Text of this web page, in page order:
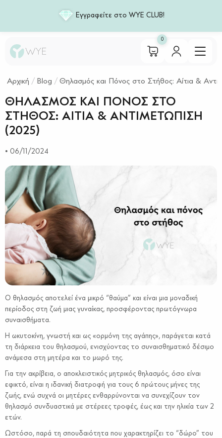
Εγγραφείτε στο WYE CLUB!
Αρχική / Blog / Θηλασμός και Πόνος στο Στήθος: Αίτια &
ΘΗΛΑΣΜΌΣ ΚΑΙ ΠΌΝΟΣ ΣΤΟ
ΣΤΉΘΟΣ: ΑΊΤΙΑ & ΑΝΤΙΜΕΤΏΠΙΣΗ
(2025)
• 06/11/2024
Ο θηλασμός αποτελεί ένα μικρό “θαύμα” και είναι μια μοναδική
περίοδος στη ζωή μιας γυναίκας, προσφέροντας πρωτόγνωρα
συναισθήματα.
Η ωκυτοκίνη, γνωστή και ως «ορµόνη της αγάπης», παράγεται κατά
τη διάρκεια του θηλασµού, ενισχύοντας το συναισθηματικό δέσιμο
ανάμεσα στη μητέρα και το μωρό της.
Για την ακρίβεια, ο αποκλειστικός µητρικός θηλασµός, όσο είναι
εφικτό, είναι η ιδανική διατροφή για τους 6 πρώτους µήνες της
ζωής, ενώ συχνά οι μητέρες ενθαρρύνονται να συνεχίζουν τον
θηλασμό συνδυαστικά με στέρεες τροφές, έως και την ηλικία των 2
ετών.
Ωστόσο, παρά τη σπουδαιότητα που χαρακτηρίζει το “δώρο” του